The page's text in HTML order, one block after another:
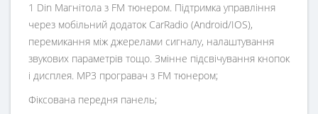
1 Din Магнітола з FM тюнером. Підтримка управління
через мобільний додаток CarRadio (Android/IOS),
перемикання між джерелами сигналу, налаштування
звукових параметрів тощо. Змінне підсвічування кнопок
і дисплея. MP3 програвач з FM тюнером;
Фіксована передня панель;